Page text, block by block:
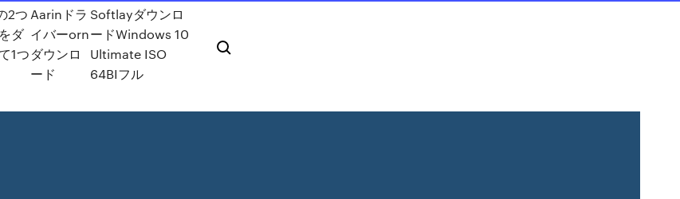
2つ
ダ
1つ
Aarinドラ
イバーorn
ダウンロ
ード
Softlayダウンロ
ードWindows 10
Ultimate ISO
64BIフル